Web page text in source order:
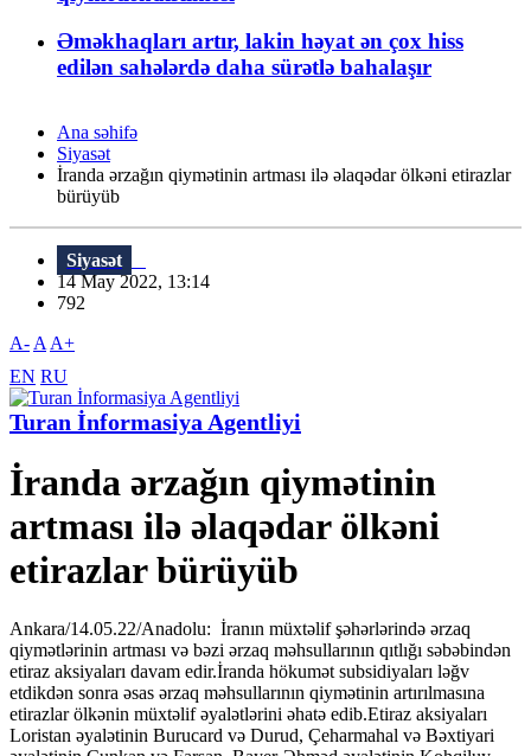
Əməkhaqları artır, lakin həyat ən çox hiss
edilən sahələrdə daha sürətlə bahalaşır
Ana səhifə
Siyasət
İranda ərzağın qiymətinin artması ilə əlaqədar ölkəni etirazlar
bürüyüb
Siyasət
14 May 2022, 13:14
792
A- A A+
EN RU
Turan İnformasiya Agentliyi
İranda ərzağın qiymətinin
artması ilə əlaqədar ölkəni
etirazlar bürüyüb
Ankara/14.05.22/Anadolu: İranın müxtəlif şəhərlərində ərzaq
qiymətlərinin artması və bəzi ərzaq məhsullarının qıtlığı səbəbindən
etiraz aksiyaları davam edir.İranda hökumət subsidiyaları ləğv
etdikdən sonra əsas ərzaq məhsullarının qiymətinin artırılmasına
etirazlar ölkənin müxtəlif əyalətlərini əhatə edib.Etiraz aksiyaları
Loristan əyalətinin Burucard və Durud, Çeharmahal və Bəxtiyari